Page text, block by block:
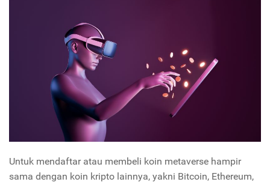
Untuk mendaftar atau membeli koin metaverse hampir
sama dengan koin kripto lainnya, yakni Bitcoin, Ethereum,